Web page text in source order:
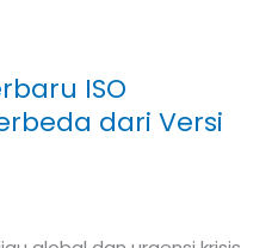
ISO
dari Versi